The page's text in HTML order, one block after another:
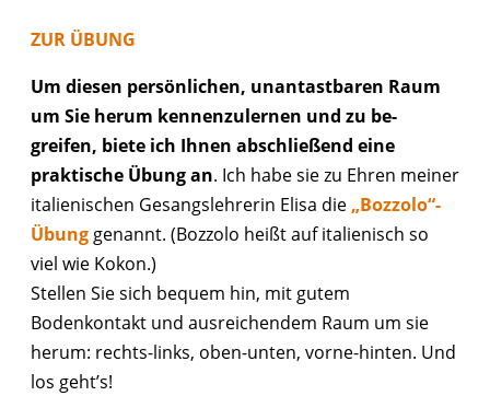
ZUR ÜBUNG
Um diesen persönlichen, unantastbaren Raum
um Sie herum kennenzulernen und zu be-
greifen, biete ich Ihnen abschließend eine
praktische Übung an. Ich habe sie zu Ehren meiner
italienischen Gesangslehrerin Elisa die „Bozzolo“-
Übung genannt. (Bozzolo heißt auf italienisch so
viel wie Kokon.)
Stellen Sie sich bequem hin, mit gutem
Bodenkontakt und ausreichendem Raum um sie
herum: rechts-links, oben-unten, vorne-hinten. Und
los geht’s!